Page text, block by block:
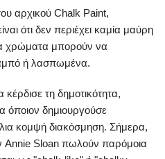
αρχικού Chalk Paint,
ότι δεν περιέχει καμία μαύρη
χρώματα μπορούν να
ή λασπωμένα.
τη δημοτικότητα,
όποιον δημιουργούσε
κομψή διακόσμηση. Σήμερα,
Annie Sloan πωλούν παρόμοια